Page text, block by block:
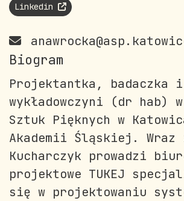
Linkedin
Biogram
Projektantka, badaczka i
wykładowczyni (dr hab)
Sztuk Pięknych w
Akademii Śląskiej. Wraz
Kucharczyk prowadzi
projektowe TUKEJ
się w projektowaniu